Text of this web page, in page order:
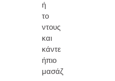
ή
το
ντους
και
κάντε
ήπιο
μασάζ